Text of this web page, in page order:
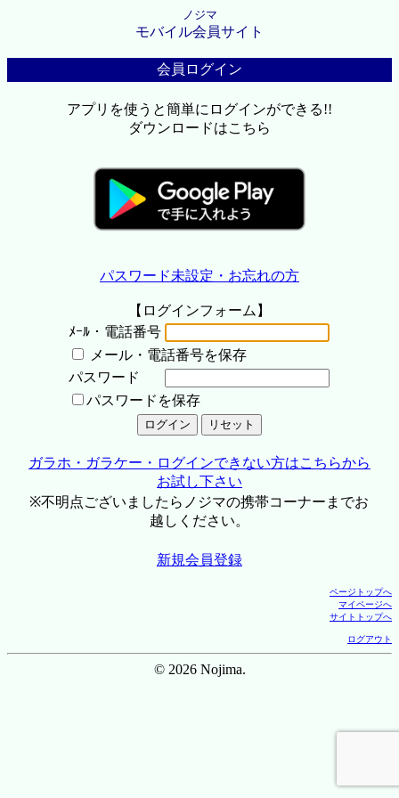
ノジマ
モバイル会員サイト
会員ログイン
アプリを使うと簡単にログインができる!!
ダウンロードはこちら
パスワード未設定・お忘れの方
【ログインフォーム】
ﾒｰﾙ・電話番号
メール・電話番号を保存
パスワード
パスワードを保存
ガラホ・ガラケー・ログインできない方はこちらから
お試し下さい
※不明点ございましたらノジマの携帯コーナーまでお
越しください。
新規会員登録
ページトップへ
マイページへ
サイトトップへ
ログアウト
© 2026 Nojima.